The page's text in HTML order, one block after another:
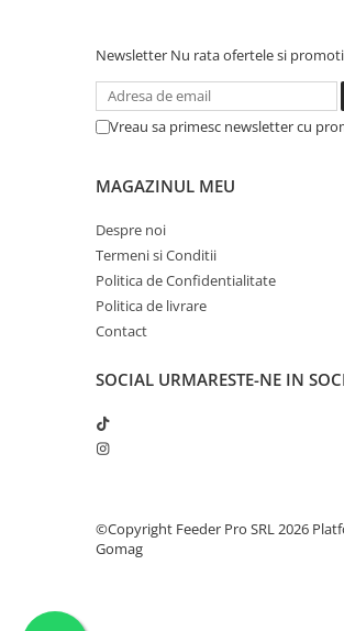
Newsletter Nu rata ofertele si
Vreau sa primesc newsletter cu
MAGAZINUL MEU
Despre noi
Termeni si Conditii
Politica de Confidentialitate
Politica de livrare
Contact
SOCIAL URMARESTE-NE IN
©Copyright Feeder Pro SRL 2026
Gomag